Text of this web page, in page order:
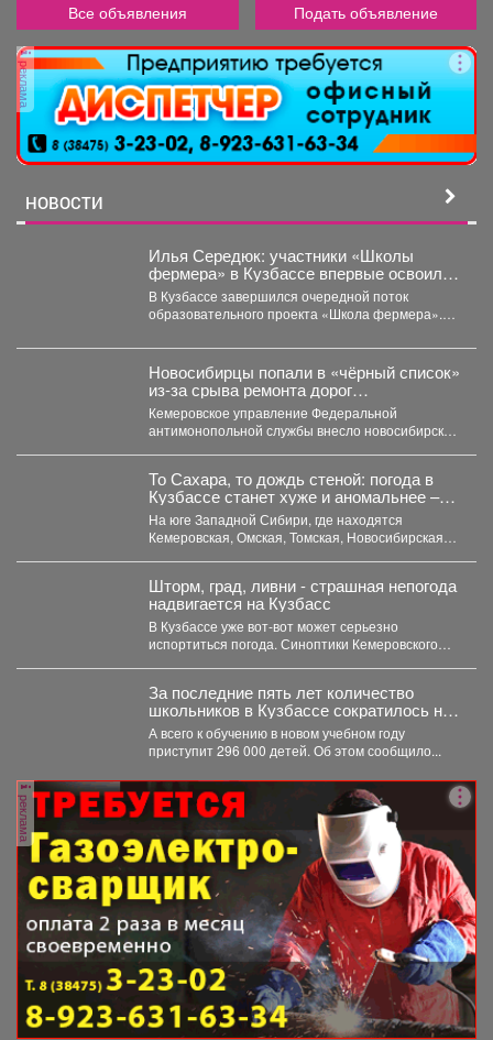
Все объявления Подать объявление
реклама
НОВОСТИ
Илья Середюк: участники «Школы
фермера» в Кузбассе впервые освоили
работу с агродронами
В Кузбассе завершился очередной поток
образовательного проекта «Школа фермера».
Новосибирцы попали в «чёрный список»
из‑за срыва ремонта дорог
Прокопьевска
Кемеровское управление Федеральной
антимонопольной службы внесло новосибирскую
То Сахара, то дождь стеной: погода в
Кузбассе станет хуже и аномальнее –
причина
На юге Западной Сибири, где находятся
Кемеровская, Омская, Томская, Новосибирская
Шторм, град, ливни - страшная непогода
надвигается на Кузбасс
В Кузбассе уже вот-вот может серьезно
испортиться погода. Синоптики Кемеровского
За последние пять лет количество
школьников в Кузбассе сократилось на
8%
А всего к обучению в новом учебном году
приступит 296 000 детей. Об этом сообщило...
реклама